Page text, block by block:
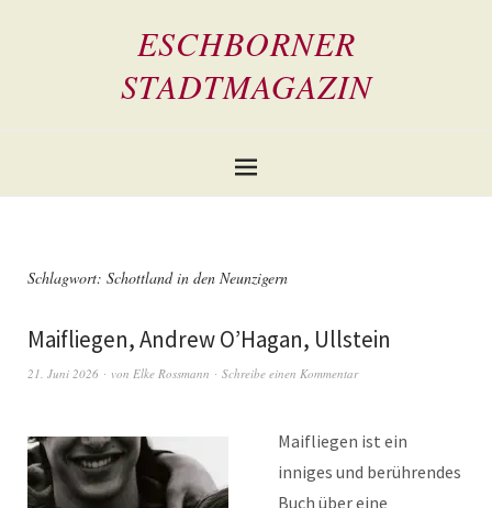
ESCHBORNER
STADTMAGAZIN
Schlagwort: Schottland in den Neunzigern
Maifliegen, Andrew O’Hagan, Ullstein
21. Juni 2026 von Elke Rossmann Schreibe einen Kommentar
Maifliegen ist ein
inniges und berührendes
Buch über eine